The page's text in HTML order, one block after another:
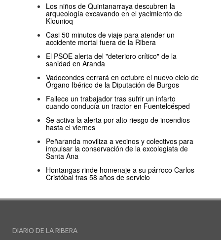
Los niños de Quintanarraya descubren la
arqueología excavando en el yacimiento de
Klounioq
Casi 50 minutos de viaje para atender un
accidente mortal fuera de la Ribera
El PSOE alerta del "deterioro crítico" de la
sanidad en Aranda
Vadocondes cerrará en octubre el nuevo ciclo de
Órgano Ibérico de la Diputación de Burgos
Fallece un trabajador tras sufrir un infarto
cuando conducía un tractor en Fuentelcésped
Se activa la alerta por alto riesgo de incendios
hasta el viernes
Peñaranda moviliza a vecinos y colectivos para
impulsar la conservación de la excolegiata de
Santa Ana
Hontangas rinde homenaje a su párroco Carlos
Cristóbal tras 58 años de servicio
DIARIO DE LA RIBERA